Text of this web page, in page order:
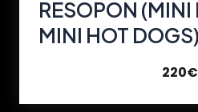
RESOPÓN (MINI
MINI HOT DOGS)
220€